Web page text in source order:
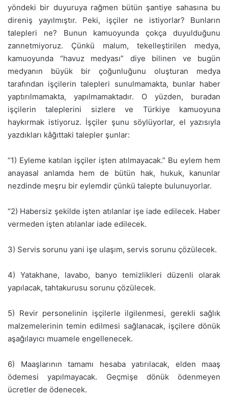
yöndeki bir duyuruya rağmen bütün şantiye sahasına bu
direniş yayılmıştır. Peki, işçiler ne istiyorlar? Bunların
talepleri ne? Bunun kamuoyunda çokça duyulduğunu
zannetmiyoruz. Çünkü malum, tekelleştirilen medya,
kamuoyunda “havuz medyası” diye bilinen ve bugün
medyanın büyük bir çoğunluğunu oluşturan medya
tarafından işçilerin talepleri sunulmamakta, bunlar haber
yaptırılmamakta, yapılmamaktadır. O yüzden, buradan
işçilerin taleplerini sizlere ve Türkiye kamuoyuna
haykırmak istiyoruz. İşçiler şunu söylüyorlar, el yazısıyla
yazdıkları kâğıttaki talepler şunlar:
“1) Eyleme katılan işçiler işten atılmayacak.” Bu eylem hem
anayasal anlamda hem de bütün hak, hukuk, kanunlar
nezdinde meşru bir eylemdir çünkü talepte bulunuyorlar.
“2) Habersiz şekilde işten atılanlar işe iade edilecek. Haber
vermeden işten atılanlar iade edilecek.
3) Servis sorunu yani işe ulaşım, servis sorunu çözülecek.
4) Yatakhane, lavabo, banyo temizlikleri düzenli olarak
yapılacak, tahtakurusu sorunu çözülecek.
5) Revir personelinin işçilerle ilgilenmesi, gerekli sağlık
malzemelerinin temin edilmesi sağlanacak, işçilere dönük
aşağılayıcı muamele engellenecek.
6) Maaşlarının tamamı hesaba yatırılacak, elden maaş
ödemesi yapılmayacak. Geçmişe dönük ödenmeyen
ücretler de ödenecek.